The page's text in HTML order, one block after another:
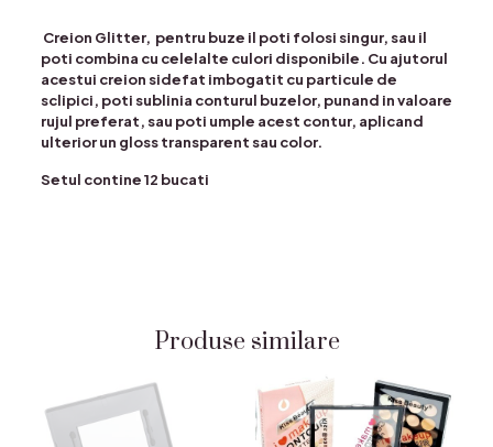
Creion Glitter, pentru buze il poti folosi singur, sau il
poti combina cu celelalte culori disponibile. Cu ajutorul
acestui creion sidefat imbogatit cu particule de
sclipici, poti sublinia conturul buzelor, punand in valoare
rujul preferat, sau poti umple acest contur, aplicand
ulterior un gloss transparent sau color.
Setul contine 12 bucati
Produse similare